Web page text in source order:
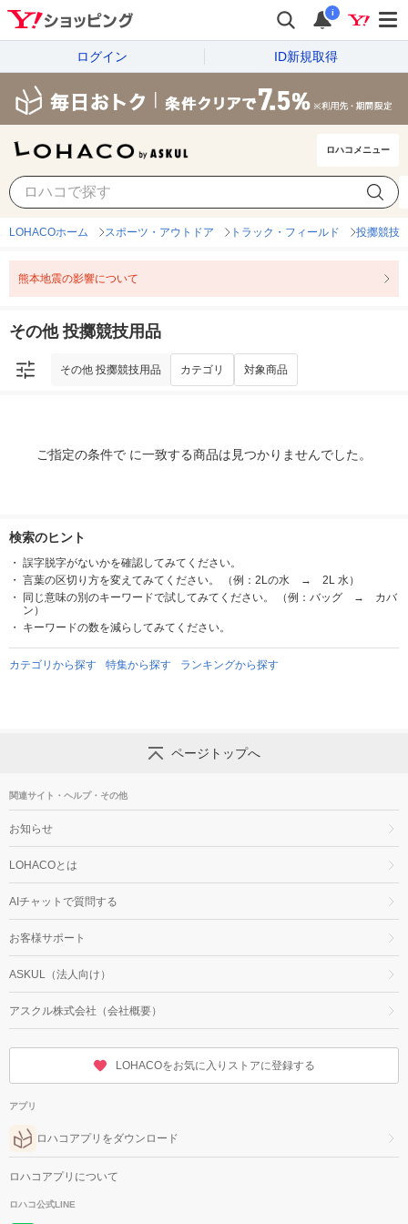
i
ログイン ID新規取得
ロハコメニュー
その他 投擲競技用品
LOHACOホーム スポーツ・アウトドア トラック・フィールド 投擲競技
熊本地震の影響について
その他 投擲競技用品
その他 投擲競技用品 カテゴリ 対象商品
ご指定の条件で に一致する商品は見つかりませんでした。
検索のヒント
誤字脱字がないかを確認してみてください。
言葉の区切り方を変えてみてください。 （例：2Lの水 → 2L 水）
同じ意味の別のキーワードで試してみてください。 （例：バッグ → カバ
ン）
キーワードの数を減らしてみてください。
カテゴリから探す 特集から探す ランキングから探す
ページトップへ
関連サイト・ヘルプ・その他
お知らせ
LOHACOとは
AIチャットで質問する
お客様サポート
ASKUL（法人向け）
アスクル株式会社（会社概要）
LOHACOをお気に入りストアに登録する
アプリ
ロハコアプリをダウンロード
ロハコアプリについて
ロハコ公式LINE